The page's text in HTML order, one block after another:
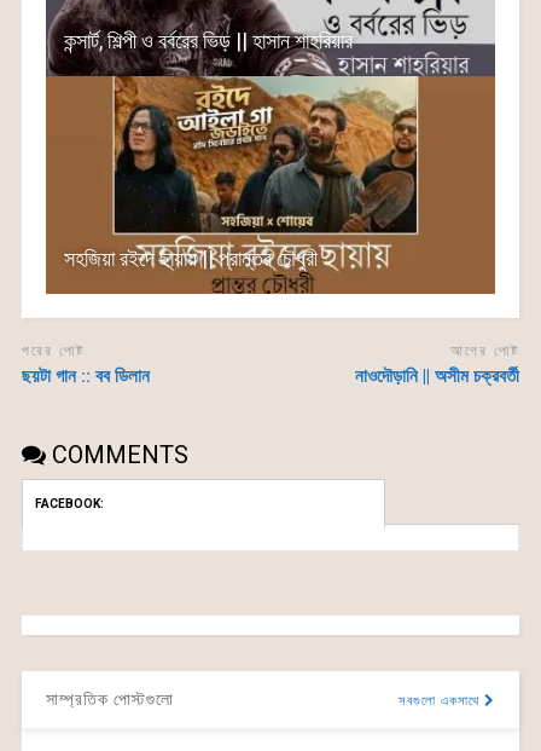
কন্সার্ট, শিল্পী ও বর্বরের ভিড় || হাসান শাহরিয়ার
সহজিয়া রইদে ছায়ায় || প্রান্তর চৌধুরী
পরের পোষ্ট
ছয়টা গান :: বব ডিলান
আগের পোষ্ট
নাওদৌড়ানি || অসীম চক্রবর্তী
COMMENTS
FACEBOOK:
সাম্প্রতিক পোস্টগুলো সবগুলো একসাথে